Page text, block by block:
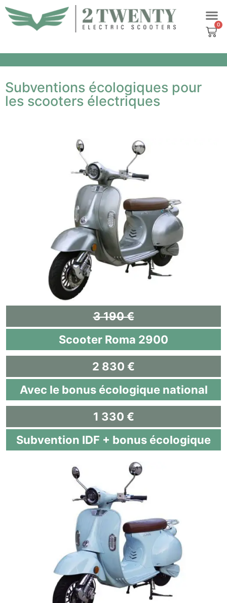
Aller
au
Subventions écologiques pour
les scooters électriques
3 190 €
Scooter Roma 2900
2 830 €
Avec le bonus écologique national
1 330 €
Subvention IDF + bonus écologique